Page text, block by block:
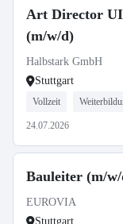
Art Director
(m/w/d)
Halbstark GmbH
Stuttgart
Vollzeit
24.07.2026
Bauleiter (m/
EUROVIA
Stuttgart